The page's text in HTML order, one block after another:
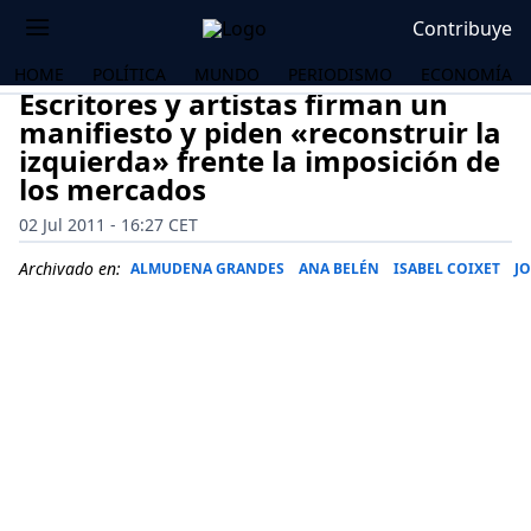
Contribuye
HOME POLÍTICA MUNDO PERIODISMO ECONOMÍA
Escritores y artistas firman un
manifiesto y piden «reconstruir la
izquierda» frente la imposición de
los mercados
02 Jul 2011 - 16:27 CET
Archivado en: ALMUDENA GRANDES ANA BELÉN ISABEL COIXET